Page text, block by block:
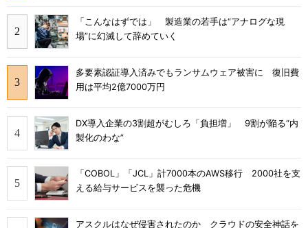
「こんなはずでは」 製造業の若手は“アナログな現
場”に幻滅して辞めていく
多要素認証導入済みでもランサムウェア被害に 復旧費
用は平均2億7000万円
DX導入企業の3割超がむしろ「負担増」 9割が陥る“内
製化のわな”
「COBOL」「JCL」計7000本のAWS移行 2000社を支
える給与サービスを襲った危機
アスクルはなぜ侵害されたのか クラウドの安全神話を